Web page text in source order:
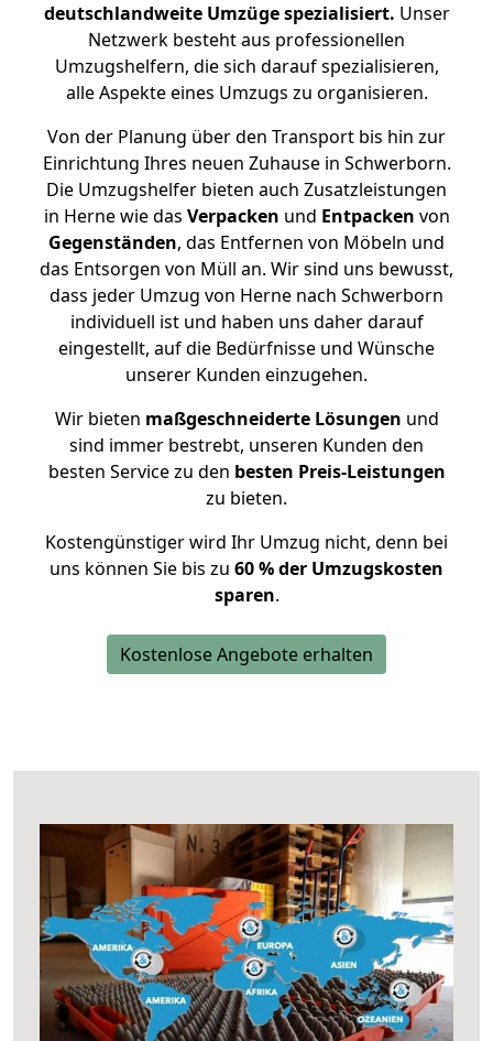
deutschlandweite Umzüge spezialisiert. Unser
Netzwerk besteht aus professionellen
Umzugshelfern, die sich darauf spezialisieren,
alle Aspekte eines Umzugs zu organisieren.
Von der Planung über den Transport bis hin zur
Einrichtung Ihres neuen Zuhause in Schwerborn.
Die Umzugshelfer bieten auch Zusatzleistungen
in Herne wie das Verpacken und Entpacken von
Gegenständen, das Entfernen von Möbeln und
das Entsorgen von Müll an. Wir sind uns bewusst,
dass jeder Umzug von Herne nach Schwerborn
individuell ist und haben uns daher darauf
eingestellt, auf die Bedürfnisse und Wünsche
unserer Kunden einzugehen.
Wir bieten maßgeschneiderte Lösungen und
sind immer bestrebt, unseren Kunden den
besten Service zu den besten Preis-Leistungen
zu bieten.
Kostengünstiger wird Ihr Umzug nicht, denn bei
uns können Sie bis zu 60 % der Umzugskosten
sparen.
Kostenlose Angebote erhalten